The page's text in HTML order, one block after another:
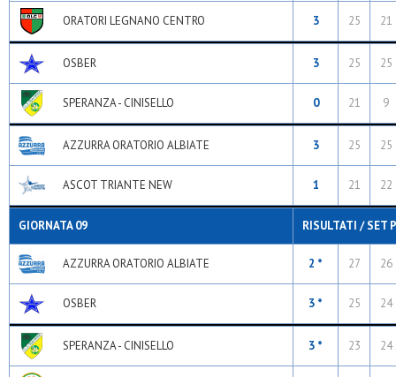
ORATORI LEGNANO CENTRO 3 25 21
OSBER 3 25 25
SPERANZA - CINISELLO 0 21 9
AZZURRA ORATORIO ALBIATE 3 25 25
ASCOT TRIANTE NEW 1 21 22
GIORNATA 09 RISULTATI / SET
AZZURRA ORATORIO ALBIATE 2 * 27 26
OSBER 3 * 25 24
SPERANZA - CINISELLO 3 * 23 24